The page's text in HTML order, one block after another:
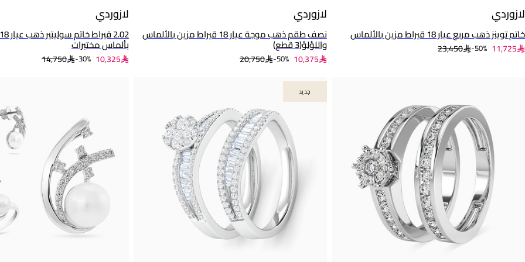
لازوردي
خاتم توينز ذهب مربع عيار 18 قيراط مزين بالألماس
23,450 50%- 11,725
لازوردي
نصف طقم ذهب موجة عيار 18 قيراط مزين بالألماس
واللؤلؤ(3 قطع)
20,750 50%- 10,375
لازوردي
بألماس مختبرات
14,750 30%- 10,325
جديد
جديد